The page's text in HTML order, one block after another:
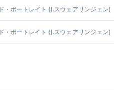
・ポートレイト (J.スウェアリンジェン)
・ポートレイト (J.スウェアリンジェン)